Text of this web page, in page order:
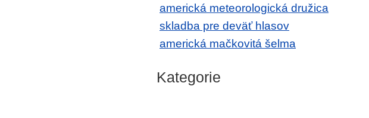
americká meteorologická družica
skladba pre deväť hlasov
americká mačkovitá šelma
Kategorie